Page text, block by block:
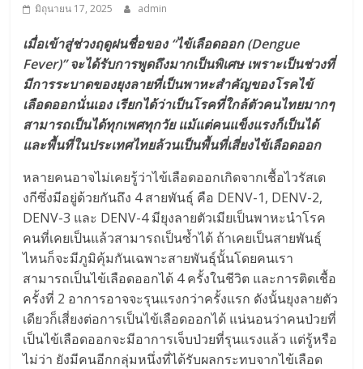
มิถุนายน 17, 2025 admin
เมื่อเข้าสู่ช่วงฤดูฝนชื่อของ “ไข้เลือดออก (Dengue
Fever)” จะได้รับการพูดถึงมากเป็นพิเศษ เพราะเป็นช่วงที่
มีการระบาดของยุงลายที่เป็นพาหะสำคัญของโรคไข้
เลือดออกนั่นเอง เรียกได้ว่าเป็นโรคที่ใกล้ตัวคนไทยมากๆ
สามารถเป็นได้ทุกเพศทุกวัย แม้แต่คนแข็งแรงก็เป็นได้
และพื้นที่ในประเทศไทยล้วนเป็นพื้นที่เสี่ยงไข้เลือดออก
หลายคนอาจไม่เคยรู้ว่าไข้เลือดออกเกิดจากเชื้อไวรัสเด
งกีซึ่งมีอยู่ด้วยกันถึง 4 สายพันธุ์ คือ DENV-1, DENV-2,
DENV-3 และ DENV-4 มียุงลายตัวเมียเป็นพาหะนำโรค
คนที่เคยเป็นแล้วสามารถเป็นซ้ำได้ ถ้าเคยเป็นสายพันธุ์
ไหนก็จะมีภูมิคุ้มกันเฉพาะสายพันธุ์นั้นโดยคนเรา
สามารถเป็นไข้เลือดออกได้ 4 ครั้งในชีวิต และการติดเชื้อ
ครั้งที่ 2 อาการอาจจะรุนแรงกว่าครั้งแรก ดังนั้นยุงลายตัว
เดียวก็เสี่ยงต่อการเป็นไข้เลือดออกได้ แน่นอนว่าคนป่วยที่
เป็นไข้เลือดออกจะมีอาการเจ็บป่วยที่รุนแรงแล้ว แต่รู้หรือ
ไม่ว่า ยังมีคนอีกกลุ่มหนึ่งที่ได้รับผลกระทบจากไข้เลือด